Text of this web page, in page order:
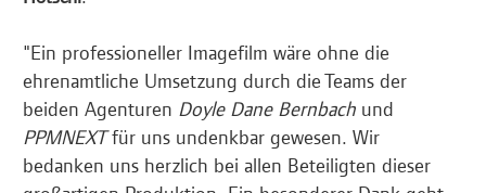
"Ein professioneller Imagefilm wäre ohne die
ehrenamtliche Umsetzung durch die Teams der
beiden Agenturen Doyle Dane Bernbach und
PPMNEXTfür uns undenkbar gewesen. Wir
bedanken uns herzlich bei allen Beteiligten dieser